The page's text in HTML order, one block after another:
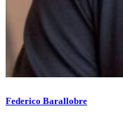
Federico Barallobre